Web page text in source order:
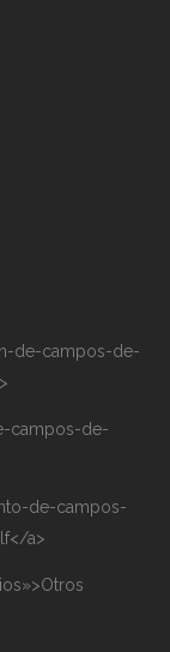
de-campos-de-
campos-de-
de-campos-
a>